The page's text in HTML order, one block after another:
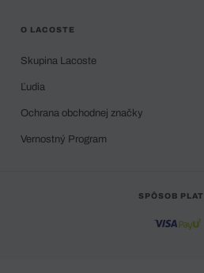
O LACOSTE
Skupina Lacoste
Ľudia
Ochrana obchodnej značky
Vernostný Program
SPÔSOB